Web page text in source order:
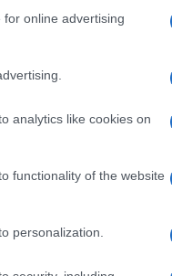
online advertising
analytics like cookies on
functionality of the website
personalization.
errori e